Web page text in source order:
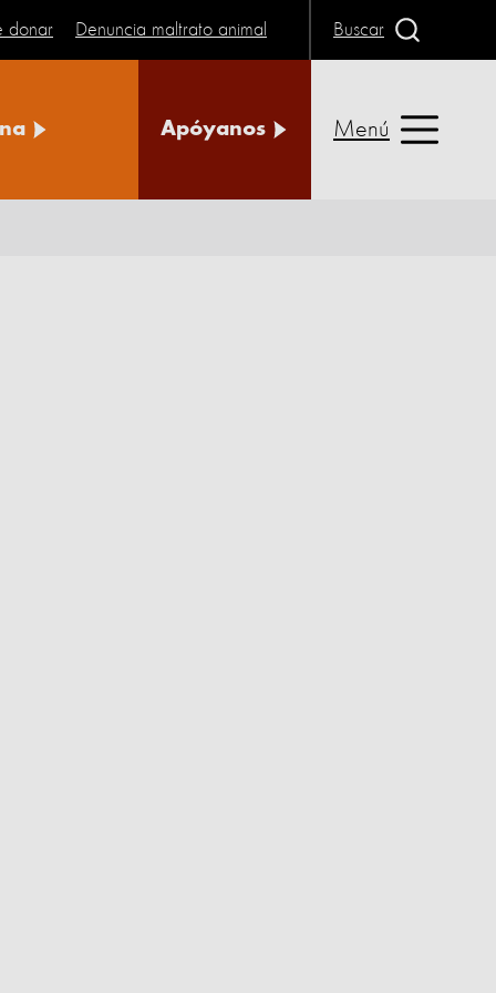
donar Denuncia maltrato animal Buscar
Apóyanos Menú